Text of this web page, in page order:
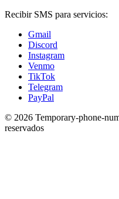
Recibir SMS para servicios:
Gmail
Discord
Instagram
Venmo
TikTok
Telegram
PayPal
© 2026 Temporary-phone-
reservados